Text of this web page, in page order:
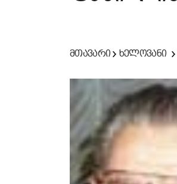
მთავარი ხელოვანი